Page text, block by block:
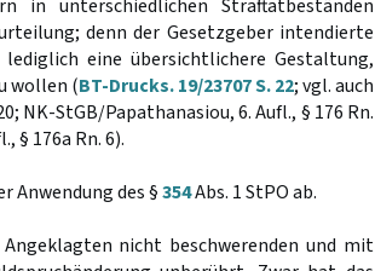
in unterschiedlichen Straftatbeständen
denn der Gesetzgeber intendierte
eine übersichtlichere Gestaltung,
wollen (BT-Drucks. 19/23707 S. 22; vgl. auch
NK-StGB/Papathanasiou, 6. Aufl., § 176 Rn.
§ 176a Rn. 6).
Anwendung des §354Abs. 1 StPO ab.
nicht beschwerenden und mit